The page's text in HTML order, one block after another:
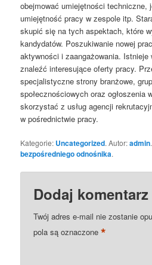
obejmować umiejętności techniczne,
umiejętność pracy w zespole itp.
skupić się na tych aspektach, które
kandydatów. Poszukiwanie nowej
aktywności i zaangażowania. Istnieje
znaleźć interesujące oferty pracy.
specjalistyczne strony branżowe,
społecznościowych oraz ogłoszenia
skorzystać z usług agencji
w pośrednictwie pracy.
Kategorie: Uncategorized. Autor:admin
bezpośredniego odnośnika.
Dodaj komentarz
Twój adres e-mail nie zostanie
pola są oznaczone*